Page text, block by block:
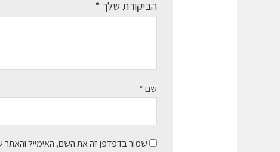
הביקורת שלך*
שם*
שמור בדפדפן זה את השם, האימייל